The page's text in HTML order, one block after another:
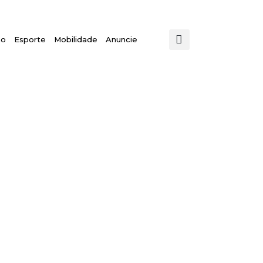
Esporte Mobilidade Anuncie